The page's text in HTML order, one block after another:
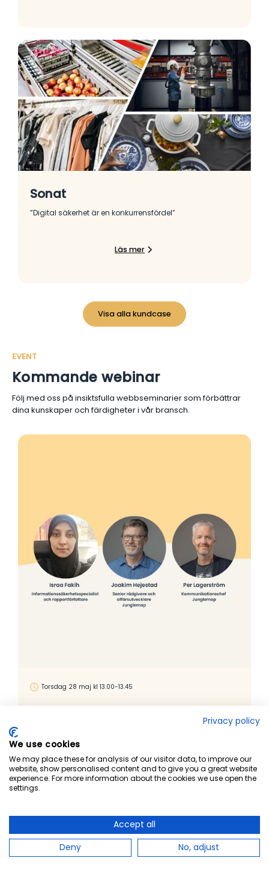
Sonat
”Digital säkerhet är en konkurrensfördel”
Läs mer
Visa alla kundcase
EVENT
Kommande webinar
Följ med oss på insiktsfulla webbseminarier som förbättrar
dina kunskaper och färdigheter i vår bransch.
Torsdag 28 maj kl 13.00-13.45
informationssäkerhet i offentlig
sektor
Antalet cyberattacker mot offentlig sektor är fortsatt på
en hög nivå. Med införandet av NIS2 och den svenska
cybersäkerhetslagen ökar kraven på offentlig sektor att
Medverkande
Israa Fakih, Informationssäkerhetsspecialist och
rapportförfattare
Privacy policy
We use cookies
We may place these for analysis of our visitor data, to improve our
website, show personalised content and to give you a great website
experience. For more information about the cookies we use open the
settings.
Accept all
Deny
No, adjust